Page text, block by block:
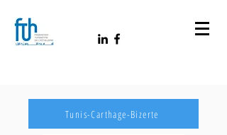
Tunis-Carthage-Bizerte